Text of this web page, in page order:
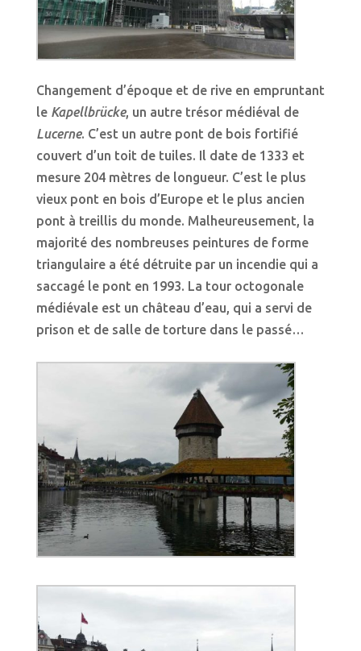
Changement d’époque et de rive en empruntant
le Kapellbrücke, un autre trésor médiéval de
Lucerne. C’est un autre pont de bois fortifié
couvert d’un toit de tuiles. Il date de 1333 et
mesure 204 mètres de longueur. C’est le plus
vieux pont en bois d’Europe et le plus ancien
pont à treillis du monde. Malheureusement, la
majorité des nombreuses peintures de forme
triangulaire a été détruite par un incendie qui a
saccagé le pont en 1993. La tour octogonale
médiévale est un château d’eau, qui a servi de
prison et de salle de torture dans le passé…